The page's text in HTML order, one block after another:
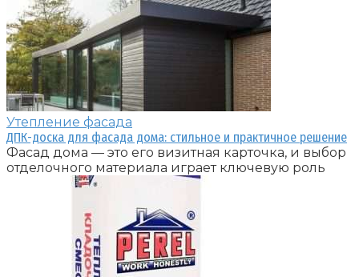
Утепление фасада
ДПК-доска для фасада дома: стильное и практичное решение
Фасад дома — это его визитная карточка, и выбор
отделочного материала играет ключевую роль